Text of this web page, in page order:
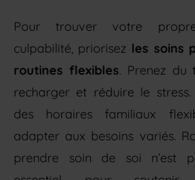
Pour trouver votre
culpabilité, priorisez les soins
routines flexibles. Prenez du
recharger et réduire le
des horaires familiaux
adapter aux besoins variés.
prendre soin de soi n’est